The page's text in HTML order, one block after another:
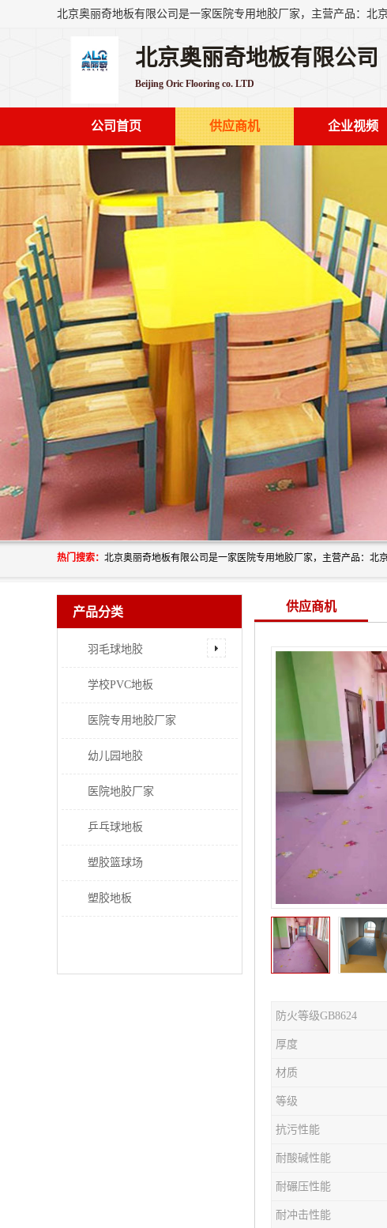
北京奥丽奇地板有限公司
Beijing Oric Flooring co. LTD
公司首页 供应商机 企业视频
热门搜索：
产品分类
羽毛球地胶
学校PVC地板
医院专用地胶厂家
幼儿园地胶
医院地胶厂家
乒乓球地板
塑胶篮球场
塑胶地板
供应商机
防火等级GB8624
厚度
材质
等级
抗污性能
耐酸碱性能
耐碾压性能
耐冲击性能